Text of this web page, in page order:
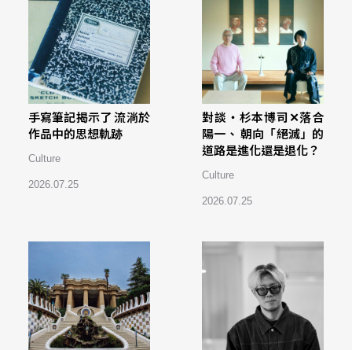
手寫筆記揭示了 流淌於
作品中的思想軌跡
Culture
2026.07.25
對談・杉本博司✕落合
陽一、 朝向「絕滅」的
道路是進化還是退化？
Culture
2026.07.25